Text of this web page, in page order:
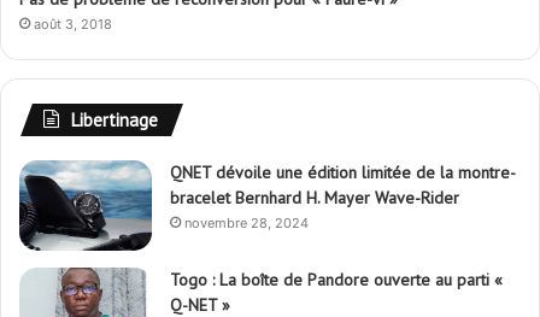
août 3, 2018
Libertinage
QNET dévoile une édition limitée de la montre-
bracelet Bernhard H. Mayer Wave-Rider
novembre 28, 2024
Togo : La boîte de Pandore ouverte au parti «
Q-NET »